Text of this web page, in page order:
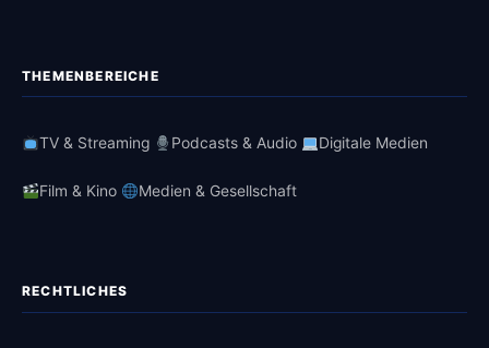
THEMENBEREICHE
TV & Streaming Podcasts & Audio Digitale Medien
Film & Kino Medien & Gesellschaft
RECHTLICHES